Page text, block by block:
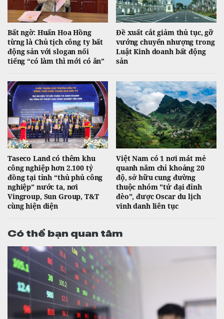
Bất ngờ: Huấn Hoa Hồng
từng là Chủ tịch công ty bất
động sản với slogan nổi
tiếng “có làm thì mới có ăn”
Đề xuất cắt giảm thủ tục, gỡ
vướng chuyển nhượng trong
Luật Kinh doanh bất động
sản
Taseco Land có thêm khu
công nghiệp hơn 2.100 tỷ
đồng tại tỉnh “thủ phủ công
nghiệp” nước ta, nơi
Vingroup, Sun Group, T&T
cùng hiện diện
Việt Nam có 1 nơi mát mẻ
quanh năm chỉ khoảng 20
độ, sở hữu cung đường
thuộc nhóm "tứ đại đỉnh
đèo", được Oscar du lịch
vinh danh liên tục
Có thể bạn quan tâm